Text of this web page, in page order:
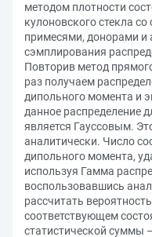
методом плотности
кулоновского стекла
примесями, донорами и
сэмплирования
Повторив метод
раз получаем
дипольного момента и
данное распределение
является Гауссовым.
аналитически. Число
дипольного момента,
используя Гамма
воспользовавшись
рассчитать
соответствующем
статистической суммы